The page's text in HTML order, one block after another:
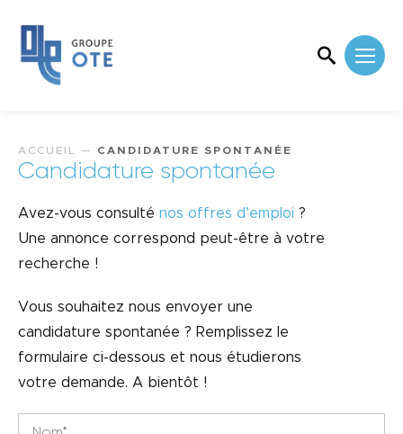
ACCUEIL — CANDIDATURE SPONTANÉE
Candidature spontanée
Avez-vous consulté nos offres d’emploi ?
Une annonce correspond peut-être à votre
recherche !
Vous souhaitez nous envoyer une
candidature spontanée ? Remplissez le
formulaire ci-dessous et nous étudierons
votre demande. A bientôt !